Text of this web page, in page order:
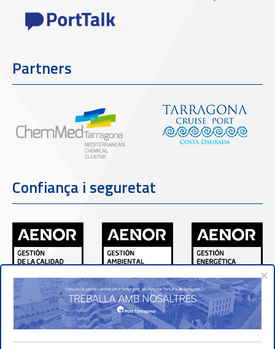
Partners
Confiança i seguretat
×